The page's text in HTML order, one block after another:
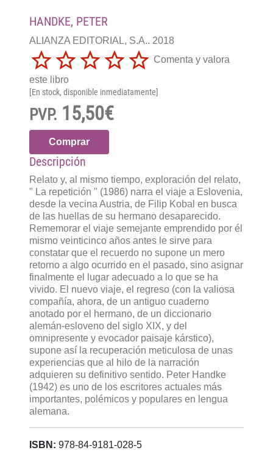
HANDKE, PETER
ALIANZA EDITORIAL, S.A.. 2018
Comenta y valora
este libro
[En stock, disponible inmediatamente]
PVP. 15,50€
Comprar
Descripción
Relato y, al mismo tiempo, exploración del relato,
" La repetición " (1986) narra el viaje a Eslovenia,
desde la vecina Austria, de Filip Kobal en busca
de las huellas de su hermano desaparecido.
Rememorar el viaje semejante emprendido por él
mismo veinticinco años antes le sirve para
constatar que el recuerdo no supone un mero
retorno a algo ocurrido en el pasado, sino asignar
finalmente el lugar adecuado a lo que se ha
vivido. El nuevo viaje, el regreso (con la valiosa
compañía, ahora, de un antiguo cuaderno
anotado por el hermano, de un diccionario
alemán-esloveno del siglo XIX, y del
omnipresente y evocador paisaje kárstico),
supone así la recuperación meticulosa de unas
experiencias que al hilo de la narración
adquieren su definitivo sentido. Peter Handke
(1942) es uno de los escritores actuales más
importantes, polémicos y populares en lengua
alemana.
ISBN: 978-84-9181-028-5